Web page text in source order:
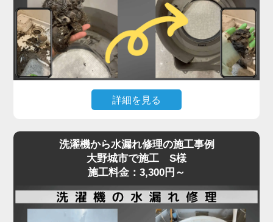
「音はするけど回らない」「動きが不安定」といっ
た症状でご相談いただくケースも増えています。
「家電の達人」では、こうしたトラブルに対して、
ベルトの張りや摩耗状態、モーターの動作チェック
を含めた点検を行い、必要に応じて交換・調整を実
特に縦型・ドラム式で構造が異なるため、経験豊富
音や回転不良は初期段階での対応が肝心。
放置すればさらなる部品破損にもつながるため、気
になる症状があればお早めにご相談ください。
詳細を見る
った症状は、内部や排水口の詰まりが原因で発生す
ることがよくあります。
特に多いのが、洗濯槽の奥にある「脱水受けカバ
ー」に汚れが蓄積し、排水の流れを妨げているケー
スです。
洗濯機から水漏れ修理の施工事例
大野城市で施工 S様
施工料金：3,300円～